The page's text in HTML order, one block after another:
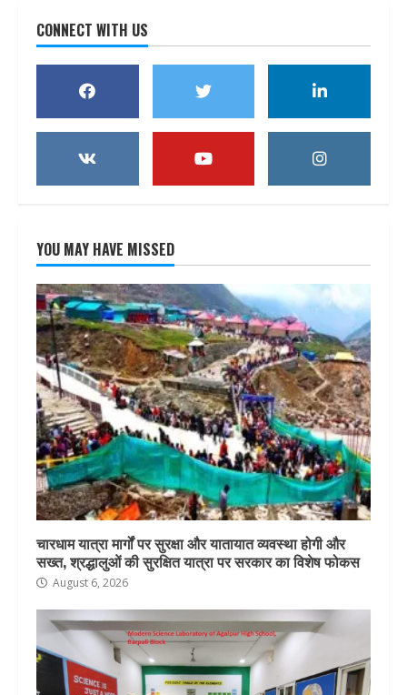
CONNECT WITH US
YOU MAY HAVE MISSED
चारधाम यात्रा मार्गों पर सुरक्षा और यातायात व्यवस्था होगी और
सख्त, श्रद्धालुओं की सुरक्षित यात्रा पर सरकार का विशेष फोकस
August 6, 2026